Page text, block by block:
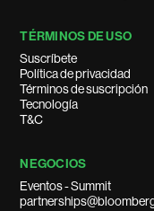
TÉRMINOS DE USO
Suscríbete
Política de privacidad
Términos de suscripción
Tecnología
T&C
NEGOCIOS
Eventos - Summit